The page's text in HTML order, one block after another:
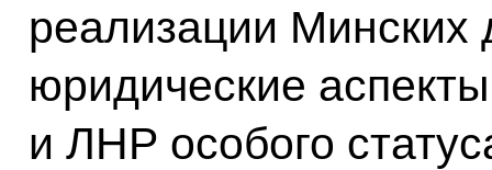
реализации Минских
юридические
и ЛНР особого